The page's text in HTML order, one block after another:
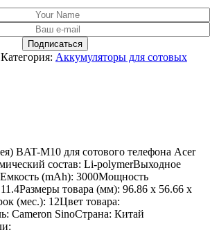
Категория: Аккумуляторы для сотовых
BAT-M10 для сотового телефона Acer
состав: Li-polymerВыходное
(mAh): 3000Мощность
товара (мм): 96.86 x 56.66 x
(мес.): 12Цвет товара:
Cameron SinoСтрана: Китай